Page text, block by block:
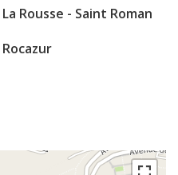
La Rousse - Saint Roman
Rocazur